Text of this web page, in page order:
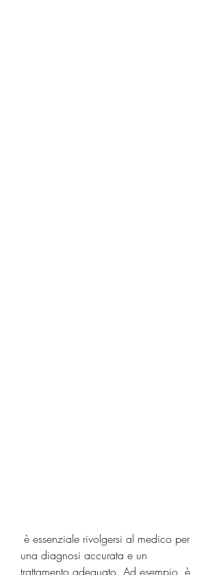
una diagnosi accurata e un
trattamento adeguato. Ad esempio, è